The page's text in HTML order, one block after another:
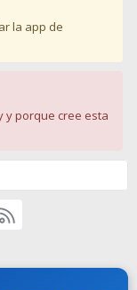
la app de
y porque cree esta